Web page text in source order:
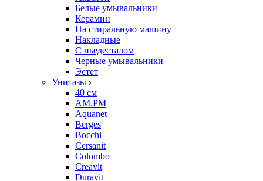
Белые умывальники
Керамин
На стиральную машину
Накладные
С пьедесталом
Черные умывальники
Эстет
Унитазы
40 см
AM.PM
Aquanet
Berges
Bocchi
Cersanit
Colombo
Creavit
Duravit